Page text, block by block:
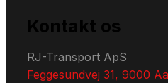
Kontakt os
RJ-Transport ApS
Feggesundvej 31, 9000